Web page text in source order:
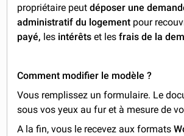
propriétaire peutdéposer une
administratif du logement pour
payé, les intérêts et les frais de la
Comment modifier le modèle ?
Vous remplissez un formulaire. Le
sous vos yeux au fur et à mesure de
A la fin, vous le recevez aux formats